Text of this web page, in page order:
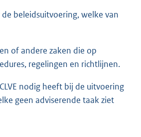
beleidsuitvoering, welke van
of andere zaken die op
regelingen en richtlijnen.
nodig heeft bij de uitvoering
geen adviserende taak ziet